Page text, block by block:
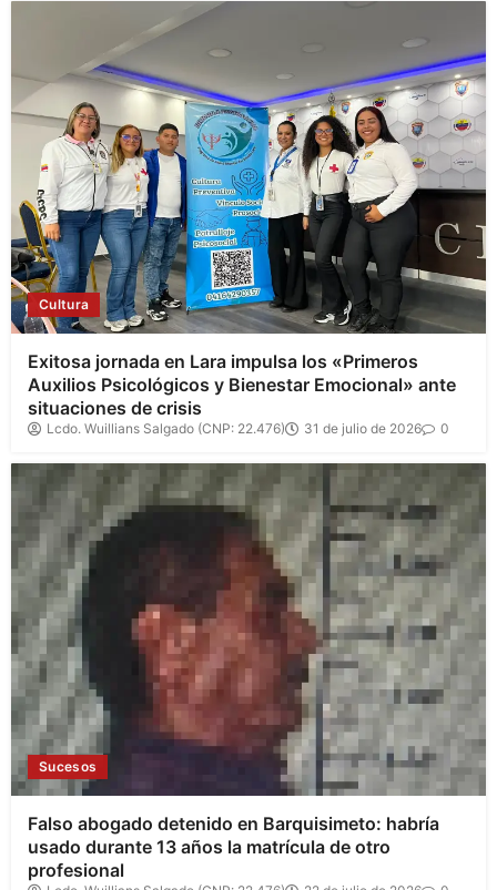
Cultura
Exitosa jornada en Lara impulsa los «Primeros
Auxilios Psicológicos y Bienestar Emocional» ante
situaciones de crisis
Lcdo. Wuillians Salgado (CNP: 22.476) 31 de julio de 2026 0
Sucesos
Falso abogado detenido en Barquisimeto: habría
usado durante 13 años la matrícula de otro
profesional